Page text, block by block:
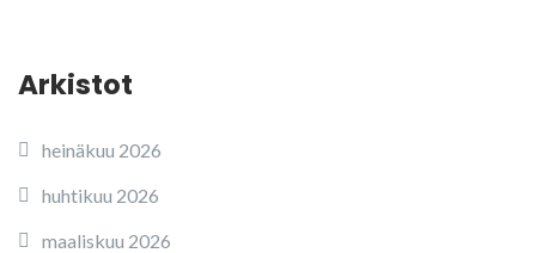
Arkistot
heinäkuu 2026
huhtikuu 2026
maaliskuu 2026